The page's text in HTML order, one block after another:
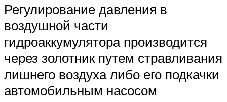
Регулирование давления в
воздушной части
гидроаккумулятора производится
через золотник путем стравливания
лишнего воздуха либо его подкачки
автомобильным насосом